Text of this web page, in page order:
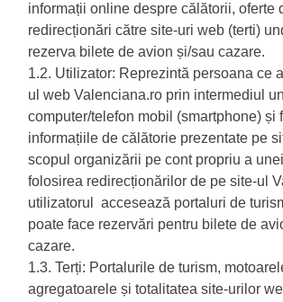
informații online despre călătorii, oferte
redirecționări către site-uri web (terti)
rezerva bilete de avion și/sau cazare.
1.2. Utilizator: Reprezintă persoana ce
ul web Valenciana.ro prin intermediul
computer/telefon mobil (smartphone) și
informațiile de călătorie prezentate pe
scopul organizării pe cont propriu a
folosirea redirecționărilor de pe site-ul
utilizatorul accesează portaluri de
poate face rezervări pentru bilete de
cazare.
1.3. Terți: Portalurile de turism,
agregatoarele și totalitatea site-urilor